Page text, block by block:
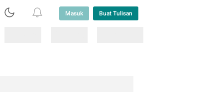
Masuk Buat Tulisan